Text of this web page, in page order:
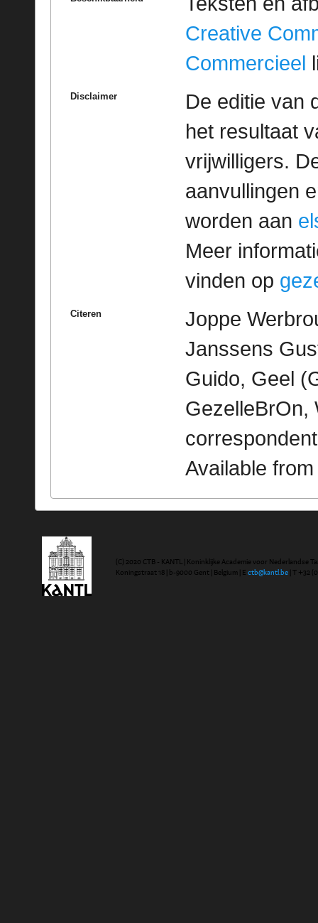
Creative
Commercieel
Disclaimer
De editie van
het resultaat
vrijwilligers.
aanvullingen
worden aan
Meer
vinden op
Citeren
Joppe
Janssens
Guido, Geel
GezelleBrOn,
Available
(C) 2020 CTB - KANTL | Koninklijke Academie voor Nederlandse
Koningstraat 18 | b-9000 Gent | Belgium | E ctb@kantl.be | T +32